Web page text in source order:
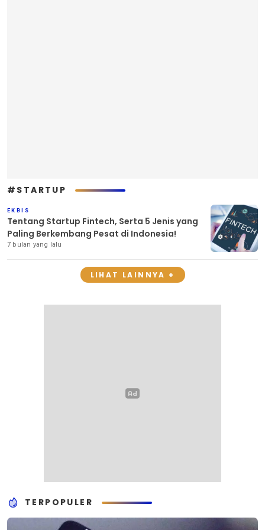
#STARTUP
EKBIS
Tentang Startup Fintech, Serta 5 Jenis yang
Paling Berkembang Pesat di Indonesia!
7 bulan yang lalu
LIHAT LAINNYA +
TERPOPULER